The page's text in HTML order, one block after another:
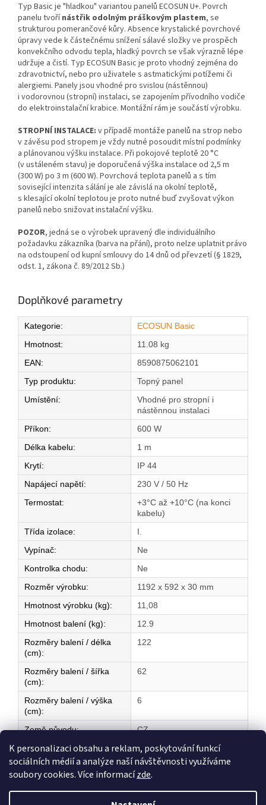
K personalizaci obsahu a reklam, poskytování funkcí
sociálních médií a analýze naší návštěvnosti využíváme
soubory cookies. Více informacízde.
Typ Basic je "hladkou" variantou panelů ECOSUN U+. Povrch
panelu tvořínástřik odolným práškovým plastem, se
strukturou pomerančové kůry. Absence krystalické povrchové
úpravy vede k částečnému snížení sálavé složky ve prospěch
konvekčního odvodu tepla, hladký povrch se však výrazně lépe
udržuje a čistí. Typ ECOSUN Basic je proto vhodný zejména do
zdravotnictví, nebo pro uživatele s astmatickými potížemi či
alergiemi. Panely jsou vhodné pro svislou (nástěnnou)
i vodorovnou (stropní) instalaci, se zapojením přívodního vodiče
do elektroinstalační krabice. Montážní rám je součástí výrobku.
STROPNÍ INSTALACE: v případě montáže panelů na strop nebo
v závěsu pod stropem je vždy nutné posoudit místní podmínky
a plánovanou výšku instalace. Při pokojové teplotě 20 °C
(v ustáleném stavu) je doporučená výška instalace od 2,5 m
(300 W) po 3 m (600 W). Povrchová teplota panelů a s tím
sovisející intenzita sálání je ale závislá na okolní teplotě,
s klesající okolní teplotou je proto nutné buď zvyšovat výkon
panelů nebo snižovat instalační výšku.
POZOR, jedná se o výrobek upravený dle individuálního
požadavku zákazníka (barva na přání), proto nelze uplatnit právo
na odstoupení od kupní smlouvy do 14 dnů od převzetí (§ 1829,
odst. 1, zákona č. 89/2012 Sb.)
Doplňkové parametry
Kategorie:
ECOSUN Basic
Hmotnost:
11.08 kg
EAN:
8590875062101
Typ produktu:
Topný panel
Umístění:
Vhodné pro stropní i
nástěnnou instalaci
Příkon:
600 W
Délka kabelu:
1 m
Krytí:
IP 44
Napájecí napětí:
230 V / 50 Hz
Termostat:
+3°C až +10°C (na konci
kabelu)
Třída izolace:
I.
Vypínač:
Ne
Kontrolka chodu:
Ne
Rozměr výrobku:
1192 x 592 x 30 mm
Hmotnost výrobku (kg):
11,08
Hmotnost balení (kg):
12.9
Rozměry balení / délka
(cm):
122
Rozměry balení / šířka
(cm):
62
Rozměry balení / výška
(cm):
6
Země původu: CZ